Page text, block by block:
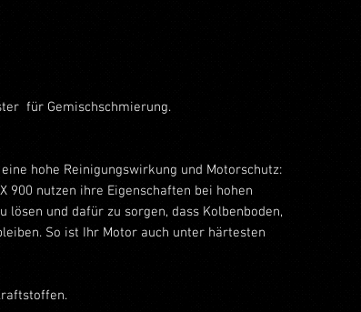
für Gemischschmierung.
hohe Reinigungswirkung und Motorschutz:
900 nutzen ihre Eigenschaften bei hohen
lösen und dafür zu sorgen, dass Kolbenboden,
So ist Ihr Motor auch unter härtesten